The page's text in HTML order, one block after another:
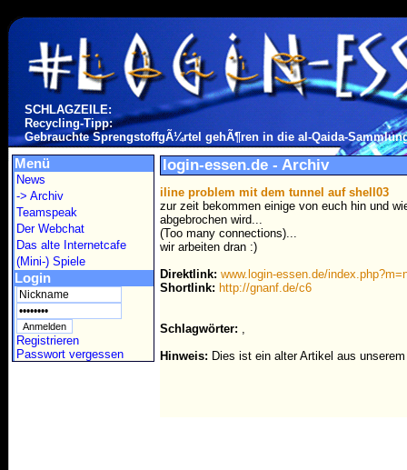
SCHLAGZEILE:
Recycling-Tipp:
Gebrauchte SprengstoffgÃ¼rtel gehÃ¶ren in die al-Qaida-
Menü
News
-> Archiv
Teamspeak
Der Webchat
Das alte Internetcafe
(Mini-) Spiele
Login
Registrieren
Passwort vergessen
login-essen.de - Archiv
iline problem mit dem tunnel auf shell03
zur zeit bekommen einige von euch hin und
abgebrochen wird...
(Too many connections)...
wir arbeiten dran :)
Direktlink: www.login-essen.de/
Shortlink: http://gnanf.de/c6
Schlagwörter: ,
Hinweis: Dies ist ein alter Artikel aus unserem